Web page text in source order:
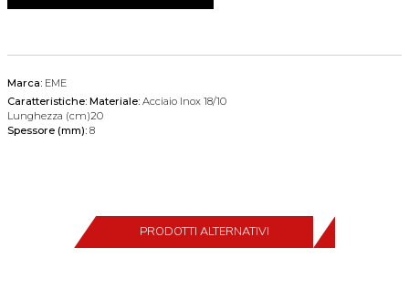
Marca: EME
Caratteristiche: Materiale: Acciaio Inox 18/10
Lunghezza (cm)20
Spessore (mm): 8
PRODOTTI ALTERNATIVI